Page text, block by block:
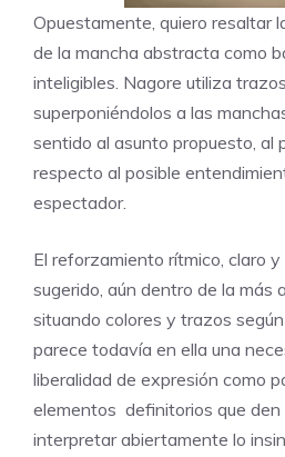
Opuestamente, quiero resaltar
de la mancha abstracta como
inteligibles. Nagore utiliza
superponiéndolos a las
sentido al asunto propuesto, al
respecto al posible
espectador.
El reforzamiento rítmico, claro
sugerido, aún dentro de la más
situando colores y trazos
parece todavía en ella una
liberalidad de expresión como
elementos definitorios que den
interpretar abiertamente lo